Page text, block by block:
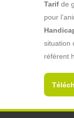
Tarifde
pour
situation
référent